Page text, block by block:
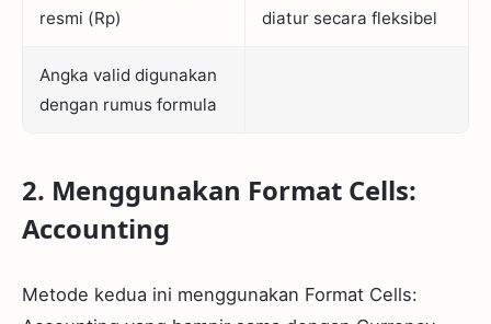
resmi (Rp)
diatur secara fleksibel
Angka valid digunakan
dengan rumus formula
2. Menggunakan Format Cells:
Accounting
Metode kedua ini menggunakan Format Cells: